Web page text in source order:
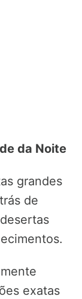
da Noite
grandes
de
exatas